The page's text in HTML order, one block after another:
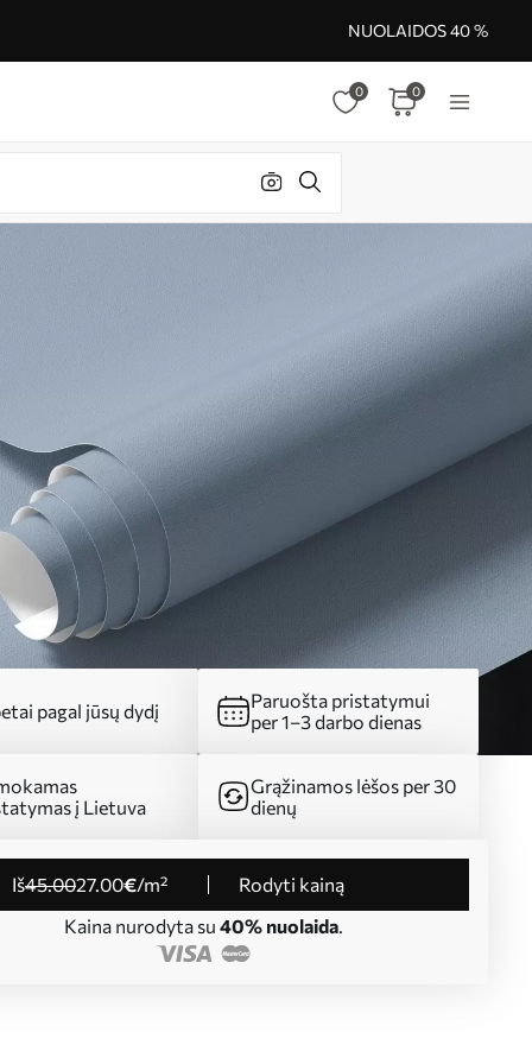
NUOLAIDOS 40 %
0 0
pagal jūsų dydį
Paruošta pristatymui
per 1–3 darbo dienas
į Lietuva
Grąžinamos lėšos per 30
dienų
iš45.0027.00€/m²
Rodyti kainą
Kaina nurodyta su 40% nuolaida.